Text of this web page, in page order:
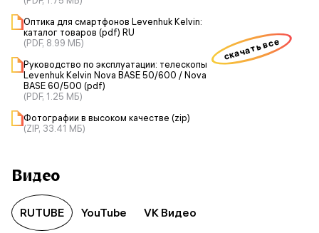
Оптика для смартфонов Levenhuk Kelvin:
каталог товаров (pdf) RU
(PDF, 8.99 МБ)
Руководство по эксплуатации: телескопы
Levenhuk Kelvin Nova BASE 50/600 / Nova
BASE 60/500 (pdf)
(PDF, 1.25 МБ)
Фотографии в высоком качестве (zip)
(ZIP, 33.41 МБ)
скачать все
Видео
RUTUBE YouTube VK Видео